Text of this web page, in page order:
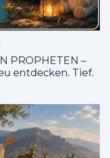
PROPHETEN –
entdecken. Tief.